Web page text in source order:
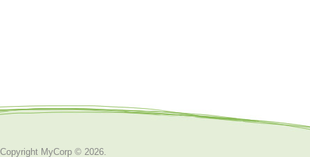
Copyright MyCorp © 2026.